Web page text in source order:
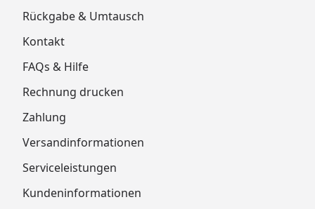
Rückgabe & Umtausch
Kontakt
FAQs & Hilfe
Rechnung drucken
Zahlung
Versandinformationen
Serviceleistungen
Kundeninformationen